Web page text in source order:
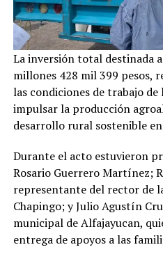
La inversión total destinada
millones 428 mil 399 pesos,
las condiciones de trabajo
impulsar la producción
desarrollo rural sostenible
Durante el acto estuvieron
Rosario Guerrero Martínez;
representante del rector de
Chapingo; y Julio Agustín
municipal de Alfajayucan,
entrega de apoyos a las